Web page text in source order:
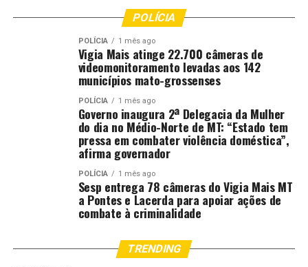
POLÍCIA
POLÍCIA 1 mês ago
Vigia Mais atinge 22.700 câmeras de
videomonitoramento levadas aos 142
municípios mato-grossenses
POLÍCIA 1 mês ago
Governo inaugura 2ª Delegacia da Mulher
do dia no Médio-Norte de MT: “Estado tem
pressa em combater violência doméstica”,
afirma governador
POLÍCIA 1 mês ago
Sesp entrega 78 câmeras do Vigia Mais MT
a Pontes e Lacerda para apoiar ações de
combate à criminalidade
TRENDING